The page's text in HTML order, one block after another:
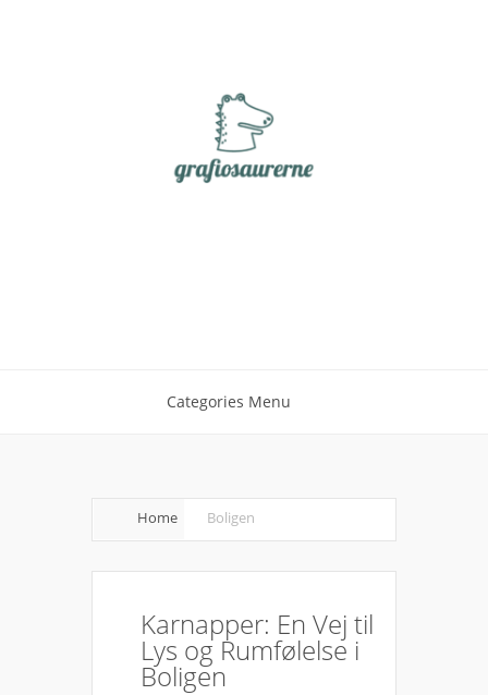
Categories Menu
Home Boligen
Karnapper: En Vej til
Lys og Rumfølelse i
Boligen